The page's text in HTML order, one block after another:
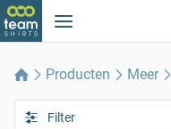
Producten Meer
Filter